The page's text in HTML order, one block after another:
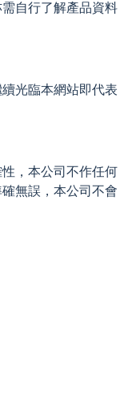
自行了解產品資料
光臨本網站即代表
，本公司不作任何
無誤，本公司不會